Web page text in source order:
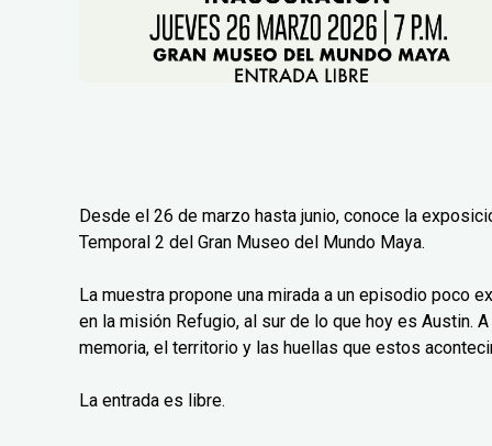
Desde el 26 de marzo hasta junio, conoce la
Temporal 2 del Gran Museo del Mundo Maya.
La muestra propone una mirada a un episodio poco
en la misión Refugio, al sur de lo que hoy es Austin.
memoria, el territorio y las huellas que estos
La entrada es libre.